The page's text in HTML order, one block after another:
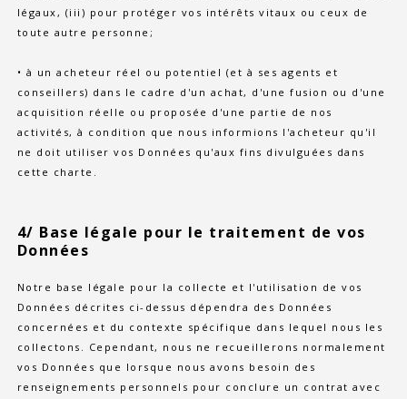
légaux, (iii) pour protéger vos intérêts vitaux ou ceux de
toute autre personne;
• à un acheteur réel ou potentiel (et à ses agents et
conseillers) dans le cadre d'un achat, d'une fusion ou d'une
acquisition réelle ou proposée d'une partie de nos
activités, à condition que nous informions l'acheteur qu'il
ne doit utiliser vos Données qu'aux fins divulguées dans
cette charte.
4/ Base légale pour le traitement de vos
Données
Notre base légale pour la collecte et l'utilisation de vos
Données décrites ci-dessus dépendra des Données
concernées et du contexte spécifique dans lequel nous les
collectons. Cependant, nous ne recueillerons normalement
vos Données que lorsque nous avons besoin des
renseignements personnels pour conclure un contrat avec